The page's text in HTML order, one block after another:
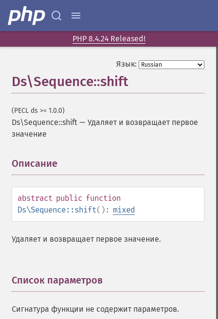
PHP 8.4.24 Released!
Язык:
Ds\Sequence::shift
(PECL ds >= 1.0.0)
Ds\Sequence::shift — Удаляет и возвращает первое
значение
Описание
abstract public function
Ds\Sequence::shift(): mixed
Удаляет и возвращает первое значение.
Список параметров
Сигнатура функции не содержит параметров.